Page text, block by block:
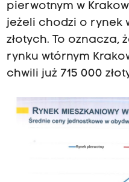
pierwotnym w
jeżeli chodzi o rynek
złotych. To oznacza,
rynku wtórnym
chwili już 715 000